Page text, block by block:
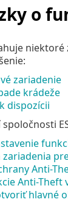
o
zariadenie
krádeže
dispozícii
Anti-
Anti-Theft
hlavné